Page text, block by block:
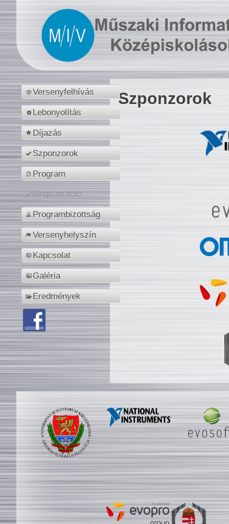
Versenyfelhívás
Lebonyolítás
Díjazás
Szponzorok
Program
Regisztráció
Programbizottság
Versenyhelyszín
Kapcsolat
Galéria
Eredmények
Szponzorok